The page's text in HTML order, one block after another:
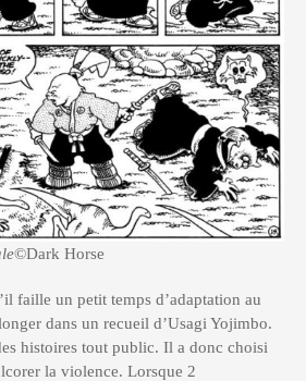
©Dark Horse
faille un petit temps d’adaptation au
dans un recueil d’Usagi Yojimbo.
histoires tout public. Il a donc choisi
la violence. Lorsque 2